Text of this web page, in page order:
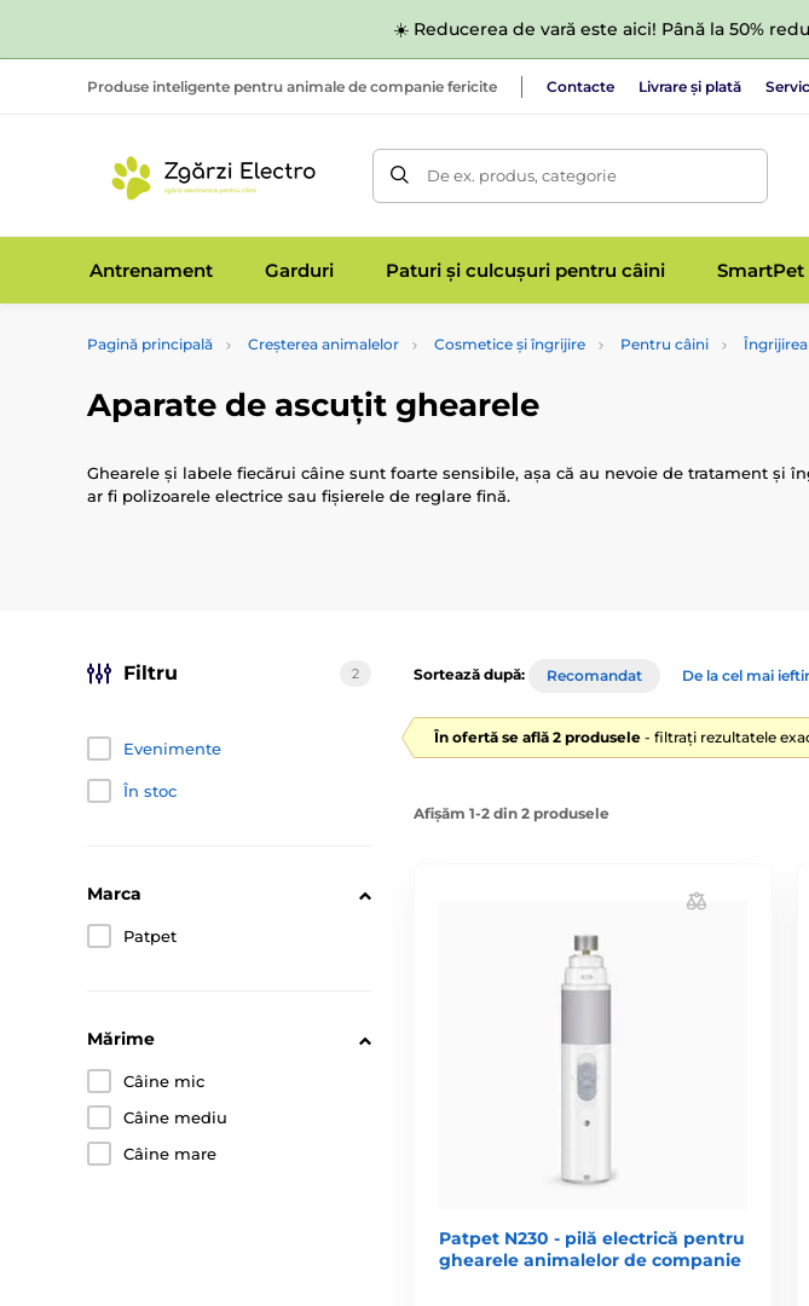
☀️ Reducerea de vară este aici! Până la 50%
Produse inteligente pentru animale de companie fericite Contacte Livrare și plată
De ex. produs, categorie
Antrenament Garduri Paturi și culcușuri pentru câini SmartPet
Pagină principală Creșterea animalelor Cosmetice și îngrijire Pentru câini
Aparate de ascuțit ghearele
Ghearele și labele fiecărui câine sunt foarte sensibile, așa că au nevoie de tratament
ar fi polizoarele electrice sau fișierele de reglare fină.
Filtru 2
Evenimente
În stoc
Marca
Patpet
Mărime
Câine mic
Câine mediu
Câine mare
Sortează după: Recomandat De la cel mai
În ofertă se află 2 produsele - filtrați rezultatele
Afișăm 1-2 din 2 produsele
Patpet N230 - pilă electrică pentru
ghearele animalelor de companie